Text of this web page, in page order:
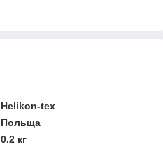
Helikon-tex
Польща
0.2 кг